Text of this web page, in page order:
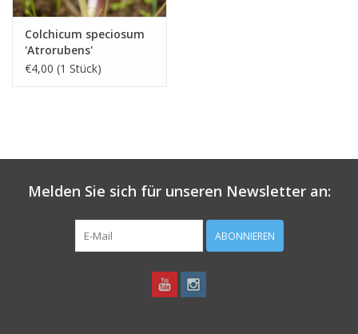
Colchicum speciosum
'Atrorubens'
€4,00 (1 Stück)
Melden Sie sich für unseren Newsletter an:
ABONNIEREN